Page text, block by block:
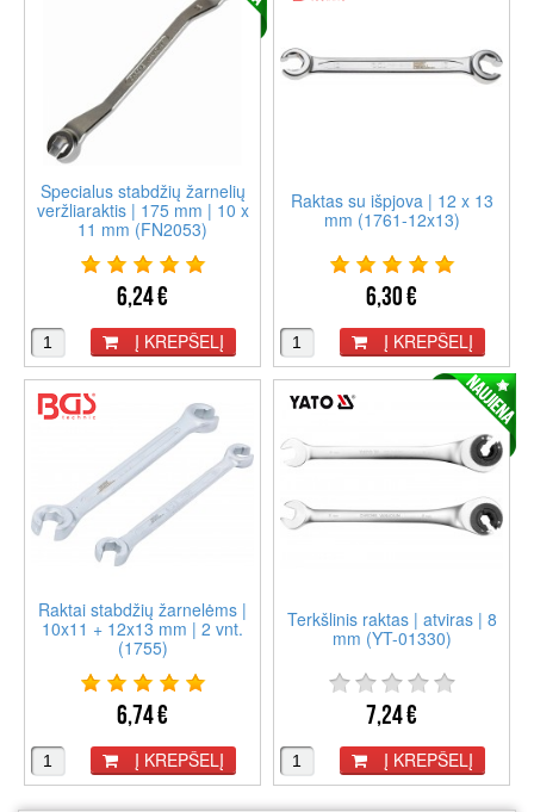
Specialus stabdžių žarnelių
veržliaraktis | 175 mm | 10 x
11 mm (FN2053)
6,24 €
Į KREPŠELĮ
Raktas su išpjova | 12 x 13
mm (1761-12x13)
6,30 €
Į KREPŠELĮ
Raktai stabdžių žarnelėms |
10x11 + 12x13 mm | 2 vnt.
(1755)
6,74 €
Į KREPŠELĮ
Terkšlinis raktas | atviras | 8
mm (YT-01330)
7,24 €
Į KREPŠELĮ